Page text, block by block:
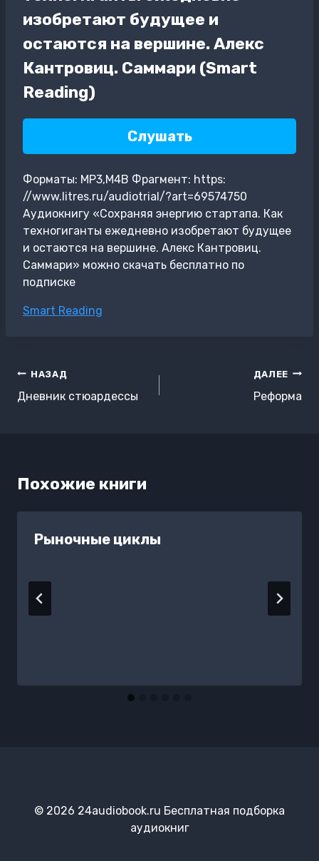
изобретают будущее и
остаются на вершине. Алекс
Кантровиц. Саммари (Smart
Reading)
Слушать
Форматы: MP3,M4B Фрагмент: https:
//www.litres.ru/audiotrial/?art=69574750
Аудиокнигу «Сохраняя энергию стартапа. Как
техногиганты ежедневно изобретают будущее
и остаются на вершине. Алекс Кантровиц.
Саммари» можно скачать бесплатно по
подписке
Метки
Smart Reading
Навигация
по
НАЗАД
Дневник стюардессы
ДАЛЕЕ
Реформа
Похожие книги
Рыночные циклы
© 2026 24audiobook.ru Бесплатная подборка
аудиокниг